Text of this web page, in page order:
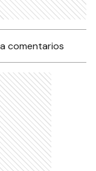
comentarios